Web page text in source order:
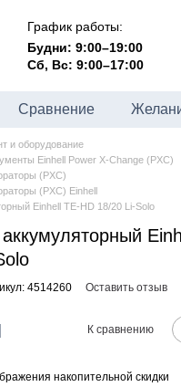
График работы:
Будни: 9:00–19:00
Сб, Вс: 9:00–17:00
Сравнение
и оборудование
Einhell Power X-Change (PXC)
(PXC)
(PXC) Einhell
Einhell TE-HD 18/20 Li-Solo
4514260 Оставить отзыв
К сравнению
накопительной скидки